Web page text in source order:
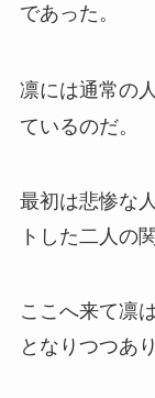
であった。
凛には通常の
ているのだ。
最初は悲惨な
トした二人の
ここへ来て凛
となりつつあ